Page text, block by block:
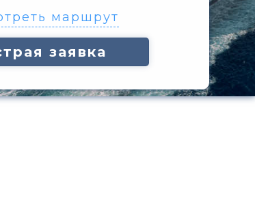
маршрут
заявка